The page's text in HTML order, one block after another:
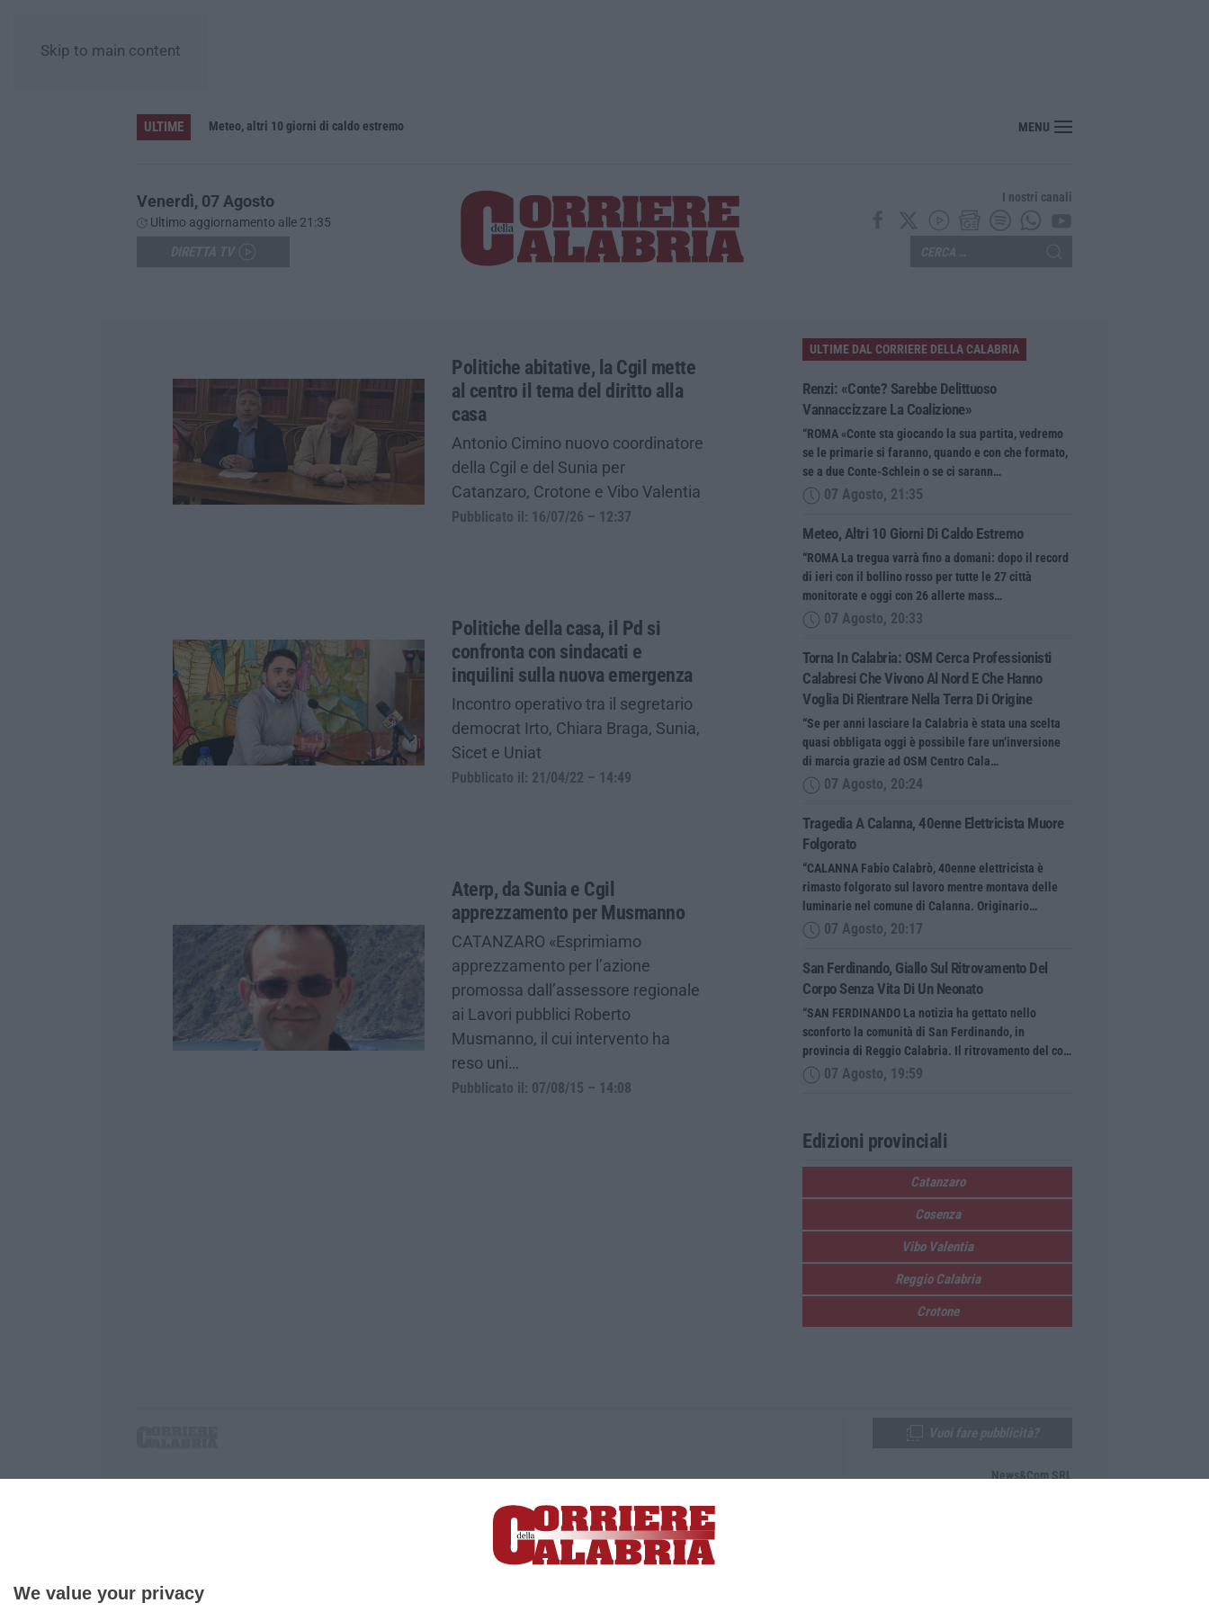
We value your privacy
Skip to main content
ULTIME Meteo, altri 10 giorni di caldo estremo MENU
Venerdì, 07 Agosto
Ultimo aggiornamento alle 21:35
I nostri canali
Politiche abitative, la Cgil mette
al centro il tema del diritto alla
casa
Antonio Cimino nuovo coordinatore
della Cgil e del Sunia per
Catanzaro, Crotone e Vibo Valentia
Pubblicato il: 16/07/26 – 12:37
Politiche della casa, il Pd si
confronta con sindacati e
inquilini sulla nuova emergenza
Incontro operativo tra il segretario
democrat Irto, Chiara Braga, Sunia,
Sicet e Uniat
Pubblicato il: 21/04/22 – 14:49
Aterp, da Sunia e Cgil
apprezzamento per Musmanno
CATANZARO «Esprimiamo
apprezzamento per l’azione
promossa dall’assessore regionale
ai Lavori pubblici Roberto
Musmanno, il cui intervento ha
reso uni…
Pubblicato il: 07/08/15 – 14:08
ULTIME DAL CORRIERE DELLA CALABRIA
Renzi: «Conte? Sarebbe Delittuoso
Vannaccizzare La Coalizione»
“ROMA «Conte sta giocando la sua partita, vedremo
se le primarie si faranno, quando e con che formato,
se a due Conte-Schlein o se ci sarann…
07 Agosto, 21:35
Meteo, Altri 10 Giorni Di Caldo Estremo
“ROMA La tregua varrà fino a domani: dopo il record
di ieri con il bollino rosso per tutte le 27 città
monitorate e oggi con 26 allerte mass…
07 Agosto, 20:33
Torna In Calabria: OSM Cerca Professionisti
Calabresi Che Vivono Al Nord E Che Hanno
Voglia Di Rientrare Nella Terra Di Origine
“Se per anni lasciare la Calabria è stata una scelta
quasi obbligata oggi è possibile fare un’inversione
di marcia grazie ad OSM Centro Cala…
07 Agosto, 20:24
Tragedia A Calanna, 40enne Elettricista Muore
Folgorato
“CALANNA Fabio Calabrò, 40enne elettricista è
rimasto folgorato sul lavoro mentre montava delle
luminarie nel comune di Calanna. Originario…
07 Agosto, 20:17
San Ferdinando, Giallo Sul Ritrovamento Del
Corpo Senza Vita Di Un Neonato
“SAN FERDINANDO La notizia ha gettato nello
sconforto la comunità di San Ferdinando, in
provincia di Reggio Calabria. Il ritrovamento del co…
07 Agosto, 19:59
Edizioni provinciali
Catanzaro
Cosenza
Vibo Valentia
Reggio Calabria
Crotone
P.IVA. 03199620794, Via del mare 6/G, S.Eufemia, Lamezia Terme (CZ)
Iscrizione tribunale di Lamezia Terme 5/2011 - Direttore responsabile Paola Militano |Privacy
News&Com SRL